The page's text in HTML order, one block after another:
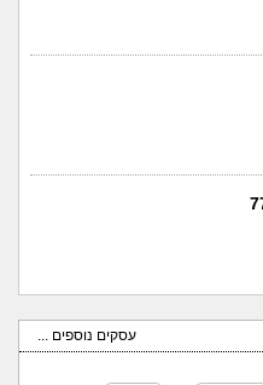
עסקים נוספים ...